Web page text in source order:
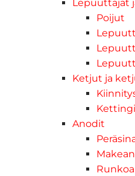
Lepuuttajat
Poijut
Ketjut ja
Anodit